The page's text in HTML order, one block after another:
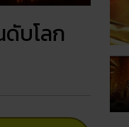
บโลก